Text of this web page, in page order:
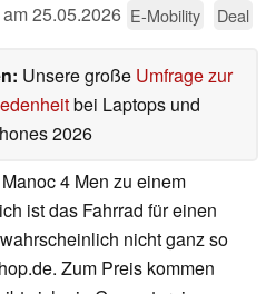
25.05.2026 E-Mobility Deal
Unsere große Umfrage zur
bei Laptops und
2026
4 Men zu einem
ist das Fahrrad für einen
nicht ganz so
Zum Preis kommen